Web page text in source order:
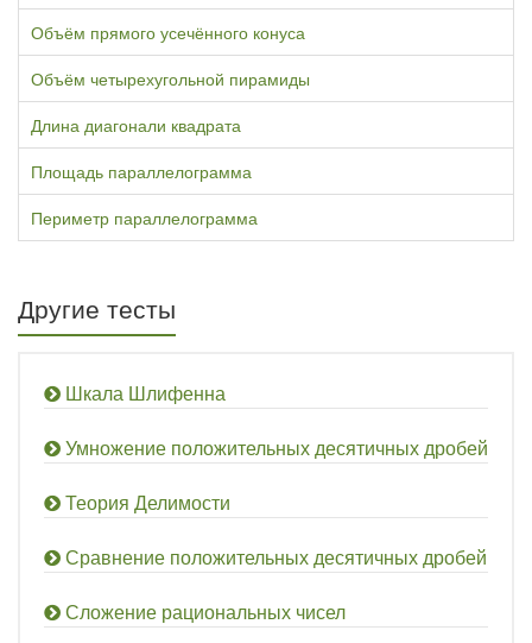
Объём прямого усечённого конуса
Объём четырехугольной пирамиды
Длина диагонали квадрата
Площадь параллелограмма
Периметр параллелограмма
Другие тесты
Шкала Шлифенна
Умножение положительных десятичных дробей
Теория Делимости
Сравнение положительных десятичных дробей
Сложение рациональных чисел